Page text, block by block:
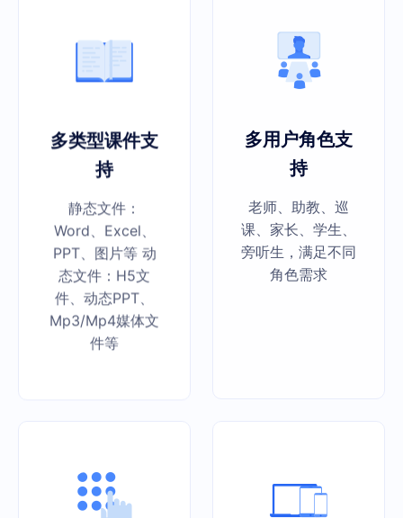
多类型课件支
持
静态文件：
Word、Excel、
PPT、图片等 动
态文件：H5文
件、动态PPT、
Mp3/Mp4媒体文
件等
多用户角色支
持
老师、助教、巡
课、家长、学生、
旁听生，满足不同
角色需求